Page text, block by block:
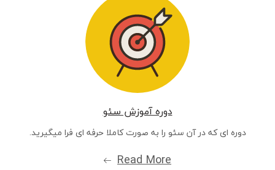
دوره آموزش سئو
دوره ای که در آن سئو را به صورت کاملا حرفه ای فرا میگیرید.
Read More